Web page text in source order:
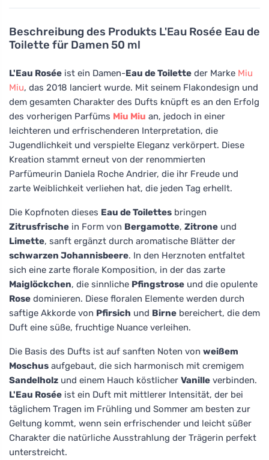
Beschreibung des Produkts L'Eau Rosée Eau de
Toilette für Damen 50 ml
L'Eau Rosée ist ein Damen-Eau de Toilette der Marke Miu
Miu, das 2018 lanciert wurde. Mit seinem Flakondesign und
dem gesamten Charakter des Dufts knüpft es an den Erfolg
des vorherigen Parfüms Miu Miu an, jedoch in einer
leichteren und erfrischenderen Interpretation, die
Jugendlichkeit und verspielte Eleganz verkörpert. Diese
Kreation stammt erneut von der renommierten
Parfümeurin Daniela Roche Andrier, die ihr Freude und
zarte Weiblichkeit verliehen hat, die jeden Tag erhellt.
Die Kopfnoten dieses Eau de Toilettes bringen
Zitrusfrische in Form von Bergamotte, Zitrone und
Limette, sanft ergänzt durch aromatische Blätter der
schwarzen Johannisbeere. In den Herznoten entfaltet
sich eine zarte florale Komposition, in der das zarte
Maiglöckchen, die sinnliche Pfingstrose und die opulente
Rose dominieren. Diese floralen Elemente werden durch
saftige Akkorde von Pfirsich und Birne bereichert, die dem
Duft eine süße, fruchtige Nuance verleihen.
Die Basis des Dufts ist auf sanften Noten von weißem
Moschus aufgebaut, die sich harmonisch mit cremigem
Sandelholz und einem Hauch köstlicher Vanille verbinden.
L'Eau Rosée ist ein Duft mit mittlerer Intensität, der bei
täglichem Tragen im Frühling und Sommer am besten zur
Geltung kommt, wenn sein erfrischender und leicht süßer
Charakter die natürliche Ausstrahlung der Trägerin perfekt
unterstreicht.